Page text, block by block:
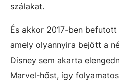
szálakat.
És akkor 2017-ben
amely olyannyira bejött a
Disney sem akarta
Marvel-hőst, így